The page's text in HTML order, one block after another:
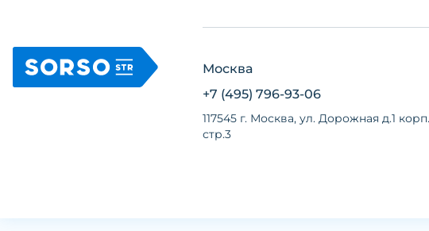
Москва
+7 (495) 796-93-06
117545 г. Москва, ул. Дорожная д.1
стр.3